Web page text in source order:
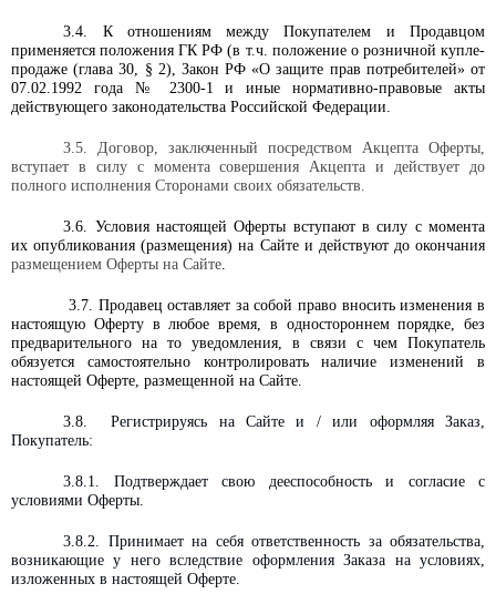
3.4. К отношениям между Покупателем и Продавцом
применяется положения ГК РФ (в т.ч. положение о розничной купле-
продаже (глава 30, § 2), Закон РФ «О защите прав потребителей» от
07.02.1992 года № 2300-1 и иные нормативно-правовые акты
действующего законодательства Российской Федерации.
3.5.
Договор, заключенный посредством Акцепта Оферты,
вступает в силу с момента совершения Акцепта и действует до
полного исполнения Сторонами своих обязательств.
3.6. Условия настоящей Оферты вступают в силу с момента
их опубликования (размещения) на Сайте и действуют до окончания
размещением Оферты на Сайте.
3.7. Продавец оставляет за собой право вносить изменения в
настоящую Оферту в любое время, в одностороннем порядке, без
предварительного на то уведомления, в связи с чем Покупатель
обязуется самостоятельно контролировать наличие изменений в
настоящей Оферте, размещенной на Сайте.
3.8.
Регистрируясь на Сайте и / или оформляя Заказ,
Покупатель:
3.8.1. Подтверждает свою дееспособность и согласие с
условиями Оферты.
3.8.2. Принимает на себя ответственность за обязательства,
возникающие у него вследствие оформления Заказа на условиях,
изложенных в настоящей Оферте.